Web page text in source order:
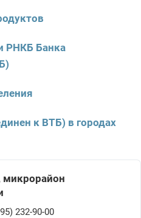
РНКБ Банкa
к ВТБ) в городах
микрорайон
232-90-00